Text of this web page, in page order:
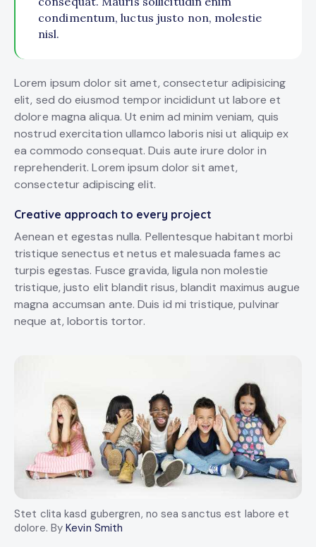
condimentum, luctus justo non, molestie
nisl.
Lorem ipsum dolor sit amet, consectetur adipisicing
elit, sed do eiusmod tempor incididunt ut labore et
dolore magna aliqua. Ut enim ad minim veniam, quis
nostrud exercitation ullamco laboris nisi ut aliquip ex
ea commodo consequat. Duis aute irure dolor in
reprehenderit. Lorem ipsum dolor sit amet,
consectetur adipiscing elit.
Creative approach to every project
Aenean et egestas nulla. Pellentesque habitant morbi
tristique senectus et netus et malesuada fames ac
turpis egestas. Fusce gravida, ligula non molestie
tristique, justo elit blandit risus, blandit maximus augue
magna accumsan ante. Duis id mi tristique, pulvinar
neque at, lobortis tortor.
Stet clita kasd gubergren, no sea sanctus est labore et
dolore. ByKevin Smith